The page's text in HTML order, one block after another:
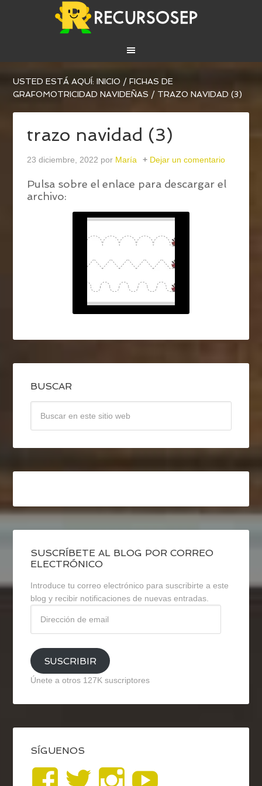
USTED ESTÁ AQUÍ:INICIO / FICHAS DE
GRAFOMOTRICIDAD NAVIDEÑAS / TRAZO NAVIDAD (3)
trazo navidad (3)
23 diciembre, 2022 por María Dejar un comentario
Pulsa sobre el enlace para descargar el
archivo:
BUSCAR
SUSCRÍBETE AL BLOG POR CORREO
ELECTRÓNICO
Introduce tu correo electrónico para suscribirte a este
blog y recibir notificaciones de nuevas entradas.
email
SUSCRIBIR
Únete a otros 127K suscriptores
SÍGUENOS
VerVerVer